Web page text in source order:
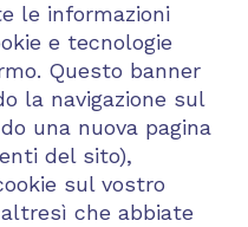
le informazioni
e tecnologie
Questo banner
la navigazione sul
una nuova pagina
del sito),
sul vostro
che abbiate